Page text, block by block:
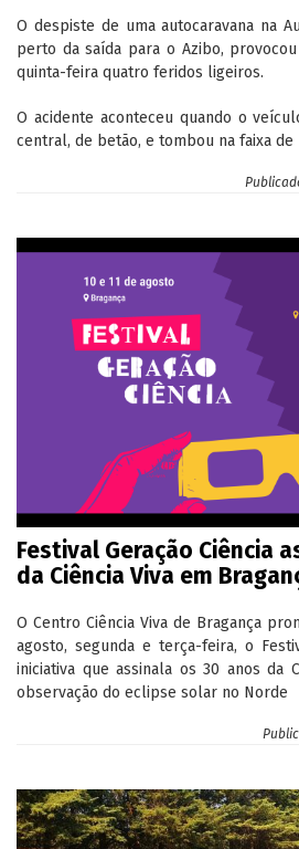
O despiste de uma autocaravana na
perto da saída para o Azibo,
quinta-feira quatro feridos ligeiros.
O acidente aconteceu quando o
central, de betão, e tombou na faixa de
Festival Geração Ciência
da Ciência Viva em
O Centro Ciência Viva de Bragança
agosto, segunda e terça-feira, o
iniciativa que assinala os 30 anos da
observação do eclipse solar no Norde